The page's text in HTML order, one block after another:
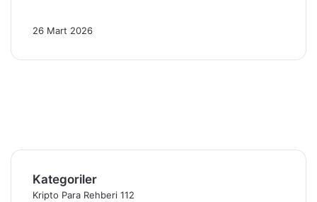
26 Mart 2026
Kategoriler
Kripto Para Rehberi 112